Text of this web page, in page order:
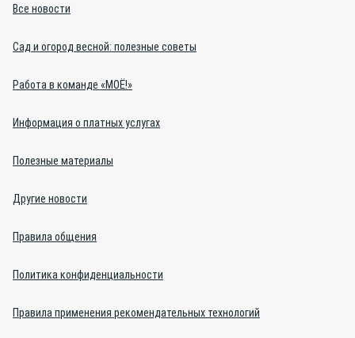
Все новости
Сад и огород весной: полезные советы
Работа в команде «МОЁ!»
Информация о платных услугах
Полезные материалы
Другие новости
Правила общения
Политика конфиденциальности
Правила применения рекомендательных технологий